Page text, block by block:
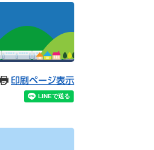
印刷ページ表示